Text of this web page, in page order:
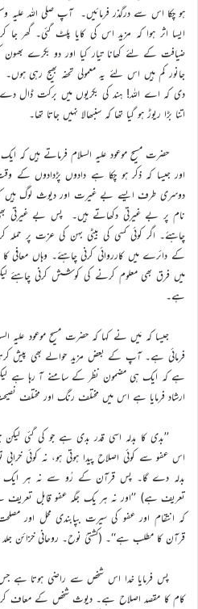
ہو چکا اس سے درگذر فرمائیں۔ آپ صلی اللہ
ایسا اثر ہوا کہ مزید اس کی کایا پلٹ گئی۔ گھر
ضیافت کے لئے کھانا تیار کیا اور دو بکرے
جانور کم ہیں اس لئے یہ معمولی تحفہ بھیج رہی
دی کہ اے اللہ! ہند کی بکریوں میں برکت ڈال
اتنا بڑا ریوڑ ہو گیا تھا کہ سنبھالا نہیں جاتا تھا۔
حضرت مسیح موعود علیہ السلام فرماتے ہیں کہ
اور جیسا کہ ذکر ہو چکا ہے دادوں پڑدادوں کے
دوسری طرف ایسے بے غیرت اور دیوث لوگ ہیں
نام پر بے غیرتی دکھاتے ہیں۔ پس بے غیرتی بھی
چاہئے۔ اگر کوئی کسی کی بیٹی بہن کی عزت پر
کے دائرے میں کارروائی کرنی چاہئے۔ وہاں
میں فرق بھی معلوم کرنے کی کوشش کرنی چاہئے
ہے۔
جیسا کہ مَیں نے کہا کہ حضرت مسیح موعود
فرمائی ہے۔ آپ کے بعض مزید حوالے بھی پیش کرتا
ہے کہ ایک ہی مضمون نظر کے سامنے آ رہا ہے
ارشاد فرمایا ہے اس میں مختلف رنگ اور مختلف
’’بدی کا بدلہ اسی قدر بدی ہے جو کی گئی
اس عفو سے کوئی اصلاح پیدا ہوتی ہو، نہ کوئی
بدلہ دے گا۔ پس قرآن کے رُو سے نہ ہر ایک جگہ
تعریف ہے) ’’اور نہ ہر یک جگہ عفو قابل تعریف
کہ انتقام اور عفو کی سیرت بپابندی محل اور
قرآن کا مطلب ہے‘‘۔ (کشتیٔ نوح۔ روحانی خزائن جلد 19 صفحہ 30)
پس فرمایا خدا اس شخص سے راضی ہوتا
کام کا مقصد اصلاح ہے۔ دیوث شخص کے معاف